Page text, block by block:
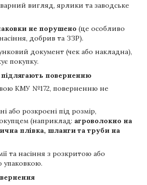
вигляд, ярлики та заводське
не порушено (це особливо
добрив та ЗЗР).
документ (чек або накладна),
покупку.
поверненню
КМУ №172, поверненню не
або розкроєні під розмір,
(наприклад: агроволокно на
плівка, шланги та труби на
та насіння з розкритою або